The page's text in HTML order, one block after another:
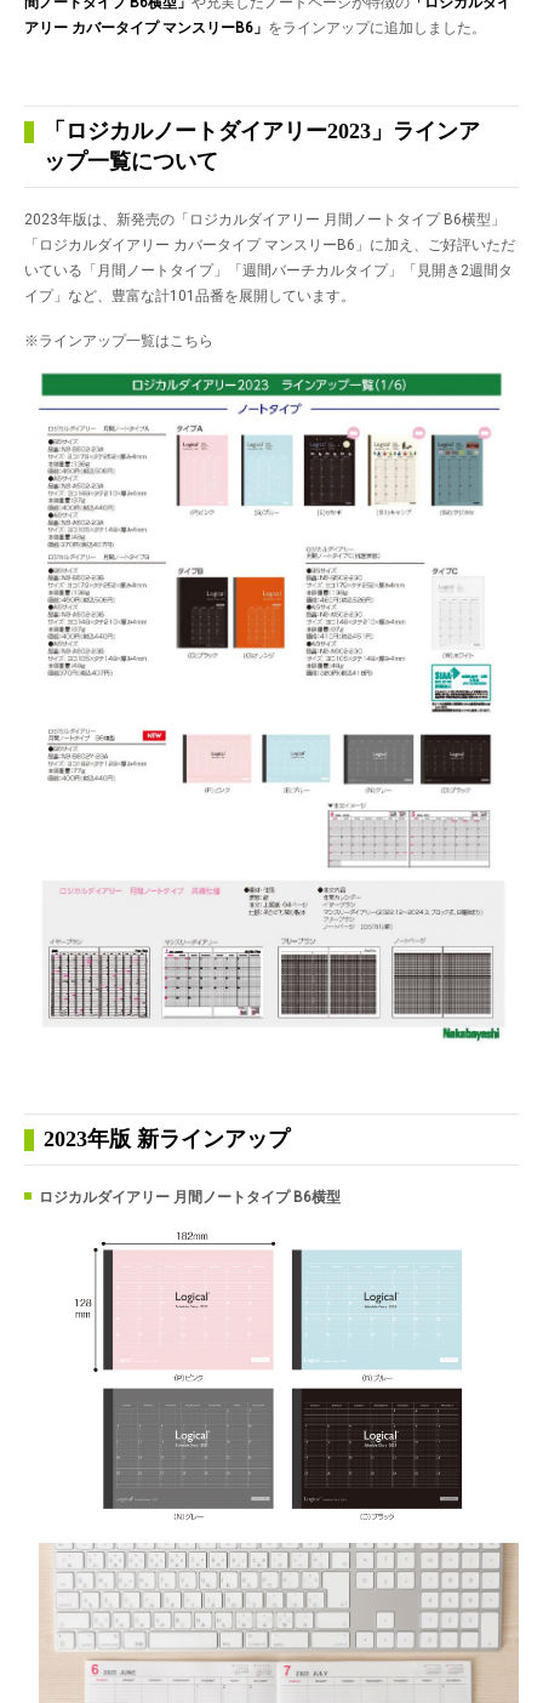
アリー カバータイプ マンスリーB6」 をラインアップに追加しました。
「ロジカルノートダイアリー2023」ラインア
ップ一覧について
2023年版は、新発売の「ロジカルダイアリー 月間ノートタイプ B6横型」
「ロジカルダイアリー カバータイプ マンスリーB6」に加え、ご好評いただ
いている「月間ノートタイプ」「週間バーチカルタイプ」「見開き2週間タ
イプ」など、豊富な計101品番を展開しています。
※ラインアップ一覧はこちら
2023年版 新ラインアップ
ロジカルダイアリー 月間ノートタイプ B6横型